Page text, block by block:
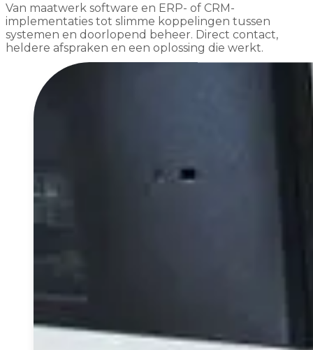
Van maatwerk software en ERP- of CRM-
implementaties tot slimme koppelingen tussen
systemen en doorlopend beheer. Direct contact,
heldere afspraken en een oplossing die werkt.